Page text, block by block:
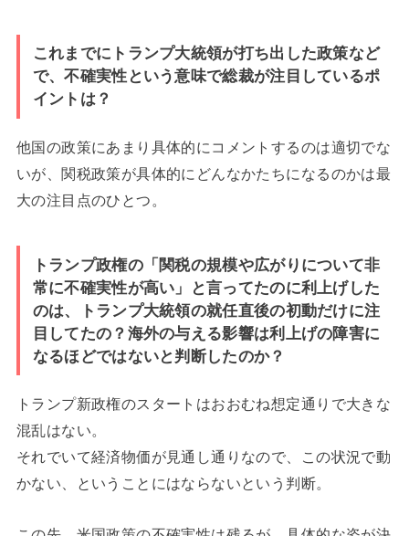
これまでにトランプ大統領が打ち出した政策など
で、不確実性という意味で総裁が注目しているポ
イントは？
他国の政策にあまり具体的にコメントするのは適切でな
いが、関税政策が具体的にどんなかたちになるのかは最
大の注目点のひとつ。
トランプ政権の「関税の規模や広がりについて非
常に不確実性が高い」と言ってたのに利上げした
のは、トランプ大統領の就任直後の初動だけに注
目してたの？海外の与える影響は利上げの障害に
なるほどではないと判断したのか？
トランプ新政権のスタートはおおむね想定通りで大きな
混乱はない。
それでいて経済物価が見通し通りなので、この状況で動
かない、ということにはならないという判断。